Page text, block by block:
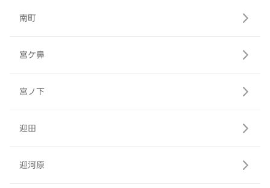
南町
宮ケ鼻
宮ノ下
迎田
迎河原